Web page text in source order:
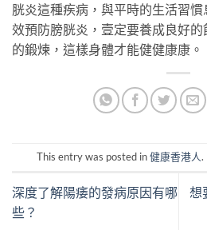
胱炎這種疾病，與平時的生活習
效預防膀胱炎，壹定要養成良好
的鍛煉，這樣身體才能健健康康。
This entry was posted in健康香港人.
深度了解陽痿的發病原因有哪
些？
想